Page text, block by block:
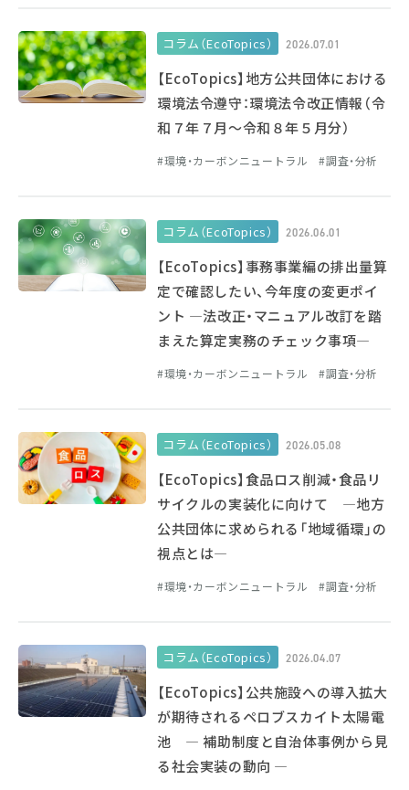
コラム（EcoTopics） 2026.07.01
【EcoTopics】地方公共団体における
環境法令遵守：環境法令改正情報（令
和７年７月～令和８年５月分）
環境・カーボンニュートラル 調査・分析
コラム（EcoTopics） 2026.06.01
【EcoTopics】事務事業編の排出量算
定で確認したい、今年度の変更ポイ
ント ―法改正・マニュアル改訂を踏
まえた算定実務のチェック事項―
環境・カーボンニュートラル 調査・分析
コラム（EcoTopics） 2026.05.08
【EcoTopics】食品ロス削減・食品リ
サイクルの実装化に向けて ―地方
公共団体に求められる「地域循環」の
視点とは―
環境・カーボンニュートラル 調査・分析
コラム（EcoTopics） 2026.04.07
【EcoTopics】公共施設への導入拡大
が期待されるペロブスカイト太陽電
池 ― 補助制度と自治体事例から見
る社会実装の動向 ―